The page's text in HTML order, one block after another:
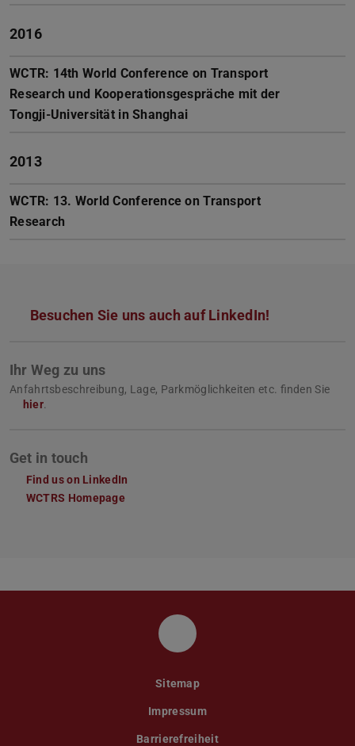
2016
WCTR: 14th World Conference on Transport
Research und Kooperationsgespräche mit der
Tongji-Universität in Shanghai
2013
WCTR: 13. World Conference on Transport
Research
Besuchen Sie uns auch auf LinkedIn!
Ihr Weg zu uns
Anfahrtsbeschreibung, Lage, Parkmöglichkeiten etc. finden Sie
hier.
Get in touch
Find us on LinkedIn
WCTRS Homepage
LinkedIn
Sitemap
Impressum
Barrierefreiheit